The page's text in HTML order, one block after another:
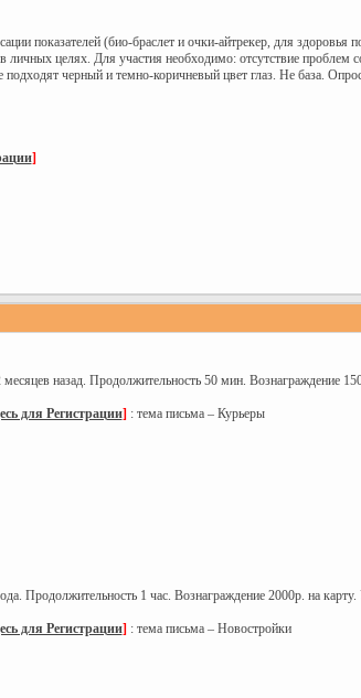
показателей (био-браслет и очки-айтрекер, для здоровья
целях. Для участия необходимо: отсутствие проблем
черный и темно-коричневый цвет глаз. Не база.
]
назад. Продолжительность 50 мин. Вознаграждение
для Регистрации] : тема письма – Курьеры
Продолжительность 1 час. Вознаграждение 2000р. на
для Регистрации] : тема письма – Новостройки